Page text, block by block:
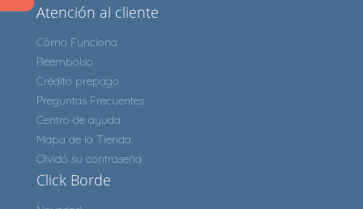
Atención al cliente
Cómo Funciona
Reembolso
Crédito prepago
Preguntas Frecuentes
Centro de ayuda
Mapa de la Tienda
Olvidó su contraseña
Click Borde